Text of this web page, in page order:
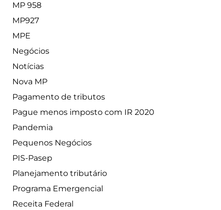
MP 958
MP927
MPE
Negócios
Notícias
Nova MP
Pagamento de tributos
Pague menos imposto com IR 2020
Pandemia
Pequenos Negócios
PIS-Pasep
Planejamento tributário
Programa Emergencial
Receita Federal